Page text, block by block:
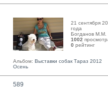
21 сентября
года
Богданов М.М.
1002
0 рейтинг
Альбом: Выставки собак Тараз 2012
Осень
589